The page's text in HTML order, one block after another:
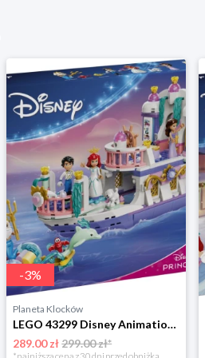
-3%
Planeta Klocków
LEGO 43299 Disney Animation Królewska łódź weselna Arielki Lego
289.00 zł299.00 zł*